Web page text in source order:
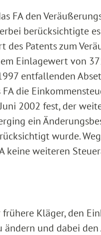
FA den
berücksichtigte
Patents zum
Einlagewert von
entfallenden
die
2002 fest, der
ein
wurde.
keine weiteren
Kläger, den
ändern und dabei